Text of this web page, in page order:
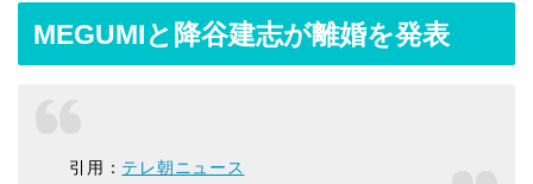
MEGUMIと降谷建志が離婚を発表
引用： テレ朝ニュース